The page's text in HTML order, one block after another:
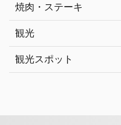
焼肉・ステーキ
観光
観光スポット